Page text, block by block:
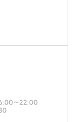
～22:00